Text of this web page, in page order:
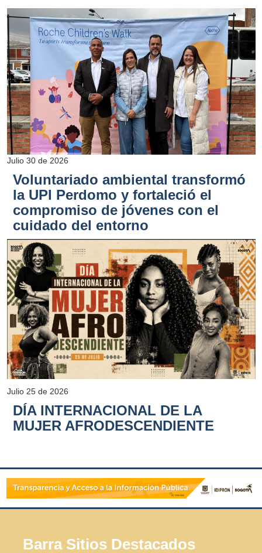
Julio 30 de 2026
Voluntariado ambiental transformó
la UPI Perdomo y fortaleció el
compromiso de jóvenes con el
cuidado del entorno
Julio 25 de 2026
DÍA INTERNACIONAL DE LA
MUJER AFRODESCENDIENTE
Barra Sitios Destacados